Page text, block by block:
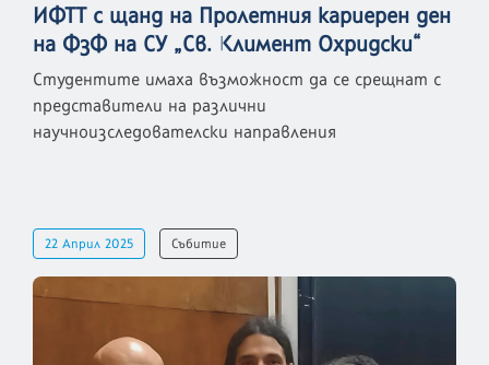
ИФТТ с щанд на Пролетния кариерен ден
на ФзФ на СУ „Св. Климент Охридски“
Студентите имаха възможност да се срещнат с
представители на различни
научноизследователски направления
22 Април 2025 Събитие